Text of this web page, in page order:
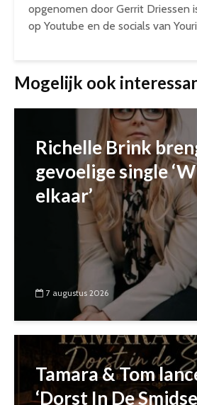
opgenomen door Gerrit Driessen
op Youtube en de socials van
Mogelijk ook
Richelle Brink
gevoelige single
elkaar’
7 augustus 2026
Tamara & Tom
‘Dorst In De